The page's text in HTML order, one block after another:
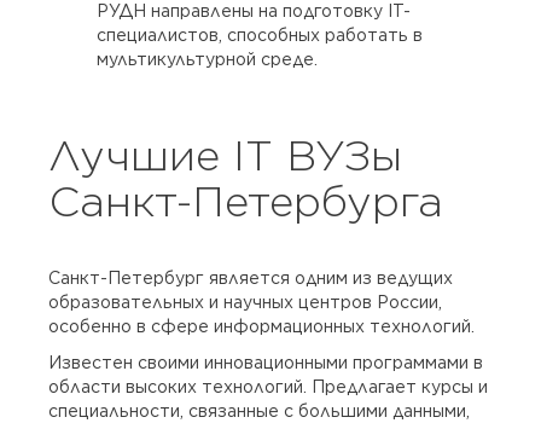
РУДН направлены на подготовку IT-
специалистов, способных работать в
мультикультурной среде.
Лучшие IT ВУЗы
Санкт-Петербурга
Санкт-Петербург является одним из ведущих
образовательных и научных центров России,
особенно в сфере информационных технологий.
Известен своими инновационными программами в
области высоких технологий. Предлагает курсы и
специальности, связанные с большими данными,